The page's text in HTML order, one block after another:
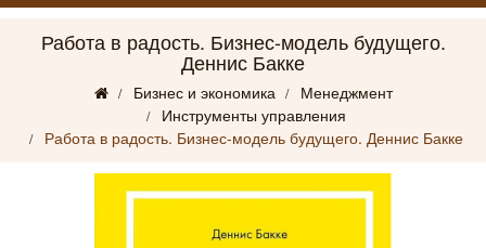
Работа в радость. Бизнес-модель будущего.
Деннис Бакке
Бизнес и экономика
Менеджмент
Инструменты управления
Работа в радость. Бизнес-модель будущего. Деннис Бакке